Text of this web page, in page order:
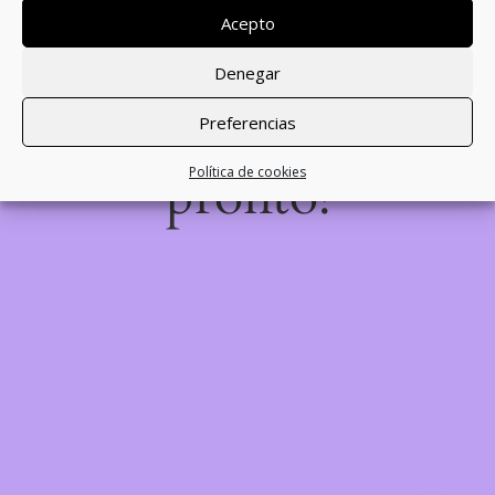
Acepto
Denegar
Preferencias
Política de cookies
trabajando en algo
increíble, ¡vuelve
pronto!